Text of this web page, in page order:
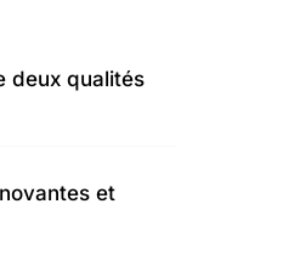
deux qualités
et